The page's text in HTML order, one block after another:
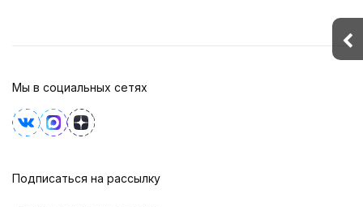
Мы в социальных сетях
Подписаться на рассылку